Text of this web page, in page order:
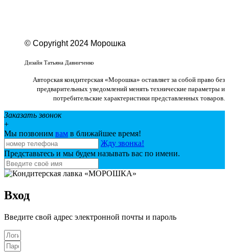
© Copyright 2024 Морошка
Дизайн Татьяна Давниченко
Авторская кондитерская «Морошка» оставляет за собой право без
предварительных уведомлений менять технические параметры и
потребительские характеристики представленных товаров.
Заказать звонок
+
Мы позвоним вам в ближайшее время!
Жду звонка!
Представьтесь и мы будем называть вас по имени.
Вход
Введите свой адрес электронной почты и пароль